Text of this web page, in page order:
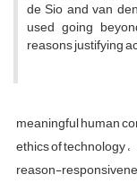
de Sio and van
used going
reasons justifying
meaningful human
ethics of technology
reason-